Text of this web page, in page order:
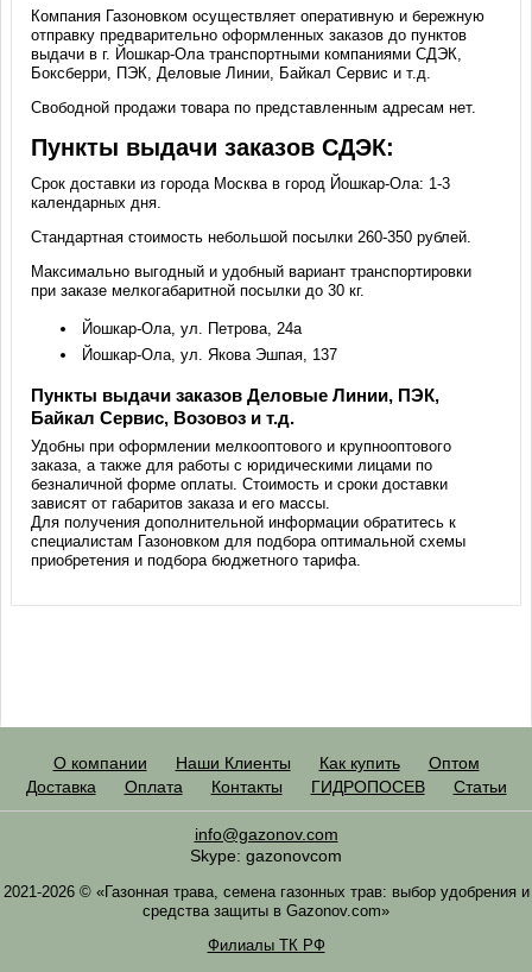
Компания Газоновком осуществляет оперативную и бережную
отправку предварительно оформленных заказов до пунктов
выдачи в г. Йошкар-Ола транспортными компаниями СДЭК,
Боксберри, ПЭК, Деловые Линии, Байкал Сервис и т.д.
Свободной продажи товара по представленным адресам нет.
Пункты выдачи заказов СДЭК:
Срок доставки из города Москва в город Йошкар-Ола: 1-3
календарных дня.
Стандартная стоимость небольшой посылки 260-350 рублей.
Максимально выгодный и удобный вариант транспортировки
при заказе мелкогабаритной посылки до 30 кг.
Йошкар-Ола, ул. Петрова, 24а
Йошкар-Ола, ул. Якова Эшпая, 137
Пункты выдачи заказов Деловые Линии, ПЭК,
Байкал Сервис, Возовоз и т.д.
Удобны при оформлении мелкооптового и крупнооптового
заказа, а также для работы с юридическими лицами по
безналичной форме оплаты. Стоимость и сроки доставки
зависят от габаритов заказа и его массы.
Для получения дополнительной информации обратитесь к
специалистам Газоновком для подбора оптимальной схемы
приобретения и подбора бюджетного тарифа.
О компании Наши Клиенты Как купить
Оптом
Доставка
Оплата Контакты ГИДРОПОСЕВ Статьи
info@gazonov.com
Skype: gazonovcom
2021-2026 © «Газонная трава, семена газонных трав: выбор удобрения и
средства защиты в Gazonov.com»
Филиалы ТК РФ